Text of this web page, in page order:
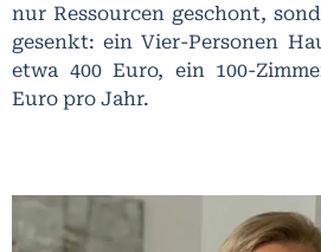
nur Ressourcen geschont,
gesenkt: ein Vier-Personen
etwa 400 Euro, ein 100-
Euro pro Jahr.